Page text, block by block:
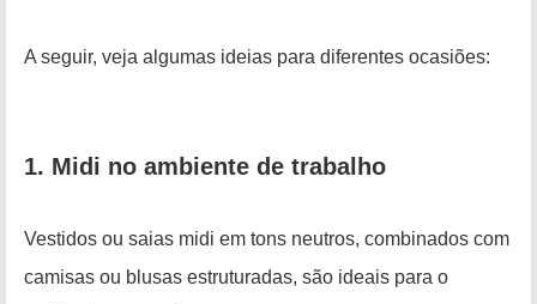
A seguir, veja algumas ideias para diferentes ocasiões:
1. Midi no ambiente de trabalho
Vestidos ou saias midi em tons neutros, combinados com
camisas ou blusas estruturadas, são ideais para o